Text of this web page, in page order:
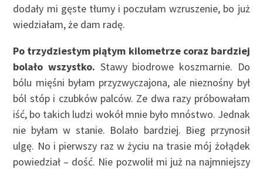
dodały mi gęste tłumy i poczułam wzruszenie, bo już
wiedziałam, że dam radę.
Po trzydziestym piątym kilometrze coraz bardziej
bolało wszystko. Stawy biodrowe koszmarnie. Do
bólu mięśni byłam przyzwyczajona, ale nieznośny był
ból stóp i czubków palców. Ze dwa razy próbowałam
iść, bo takich ludzi wokół mnie było mnóstwo. Jednak
nie byłam w stanie. Bolało bardziej. Bieg przynosił
ulgę. No i pierwszy raz w życiu na trasie mój żołądek
powiedział – dość. Nie pozwolił mi już na najmniejszy